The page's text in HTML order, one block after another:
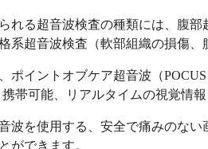
れる超音波検査の種類には、腹
系超音波検査（軟部組織の損傷
ポイントオブケア超音波（
帯可能、リアルタイムの視覚情
波を使用する、安全で痛みのな
ができます。